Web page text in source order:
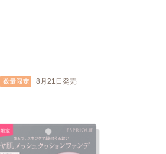
8月21日発売